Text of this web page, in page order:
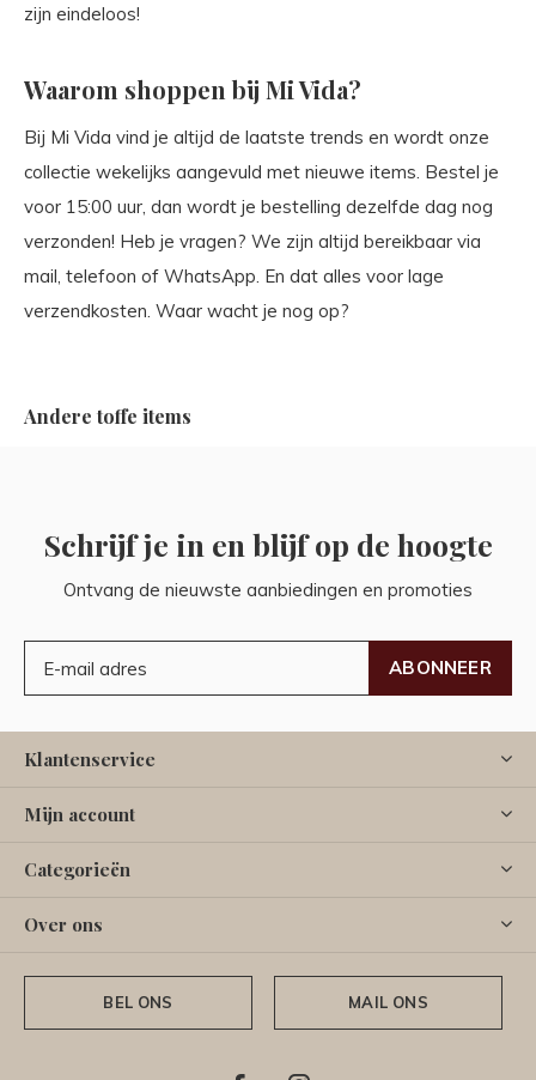
zijn eindeloos!
Waarom shoppen bij Mi Vida?
Bij Mi Vida vind je altijd de laatste trends en wordt onze
collectie wekelijks aangevuld met nieuwe items. Bestel je
voor 15:00 uur, dan wordt je bestelling dezelfde dag nog
verzonden! Heb je vragen? We zijn altijd bereikbaar via
mail, telefoon of WhatsApp. En dat alles voor lage
verzendkosten. Waar wacht je nog op?
Andere toffe items
Schrijf je in en blijf op de hoogte
Ontvang de nieuwste aanbiedingen en promoties
ABONNEER
Klantenservice
Mijn account
Categorieën
Over ons
BEL ONS MAIL ONS